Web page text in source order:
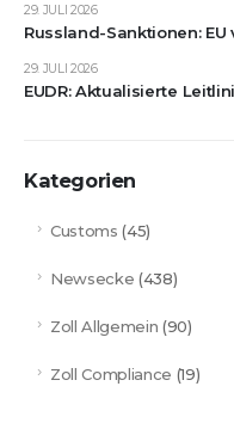
Russland-Sanktionen:
29. JULI 2026
EUDR: Aktualisierte
29. JULI 2026
Kategorien
Customs (45)
Newsecke (438)
Zoll Allgemein (90)
Zoll Compliance (19)